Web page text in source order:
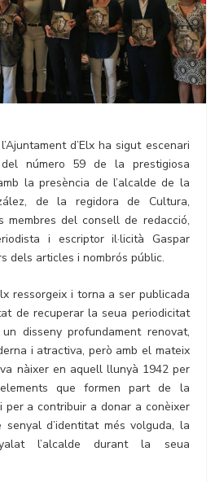
d’Elx ha sigut escenari
número 59 de la prestigiosa
la presència de l’alcalde de la
de la regidora de Cultura,
membres del consell de redacció,
i escriptor il·licità Gaspar
dels articles i nombrós públic.
ressorgeix i torna a ser publicada
de recuperar la seua periodicitat
disseny profundament renovat,
i atractiva, però amb el mateix
nàixer en aquell llunyà 1942 per
que formen part de la
a contribuir a donar a conèixer
d’identitat més volguda, la
l’alcalde durant la seua